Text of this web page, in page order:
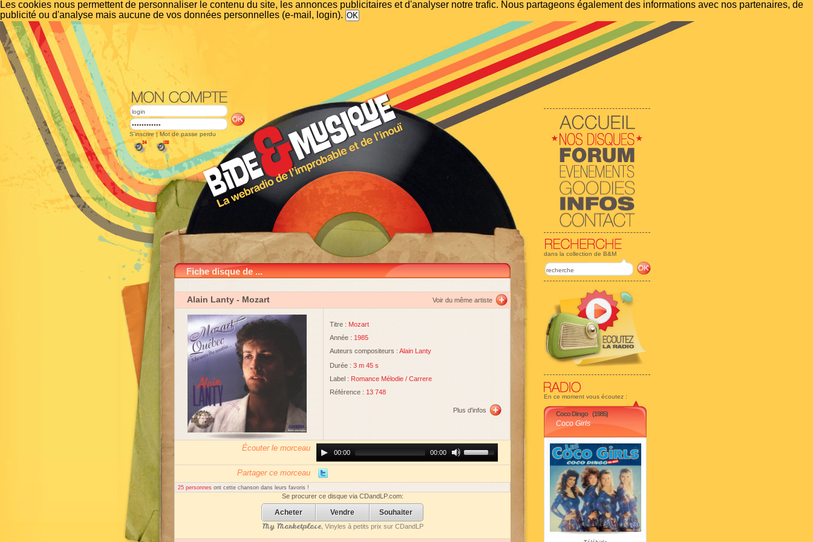
Les cookies nous permettent de personnaliser le contenu du site, les annonces publicitaires et d'analyser notre trafic. Nous partageons également des informations avec nos partenaires, de
publicité ou d'analyse mais aucune de vos données personnelles (e-mail, login).
dans la collection de B&M
En ce moment vous écoutez :
Coco Dingo (1985)
Coco Girls
S'inscrire | Mot de passe perdu
Fiche disque de ...
Alain Lanty - Mozart Voir du même artiste
Titre : Mozart
Année : 1985
Auteurs compositeurs : Alain Lanty
Durée : 3 m 45 s
Label : Romance Mélodie / Carrere
Référence : 13 748
Plus d'infos
Écouter le morceau
Player00:00 00:00
Up/Down
Arrow
increase
or
Partager ce morceau
25 personnes ont cette chanson dans leurs favoris !
Se procurer ce disque via CDandLP.com:
Acheter Vendre Souhaiter
My Marketplace, Vinyles à petits prix sur CDandLP